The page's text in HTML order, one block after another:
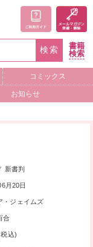
検索
書籍
検索
コミックス
お知らせ
新書判
月20日
・ジェイムズ
合
込)